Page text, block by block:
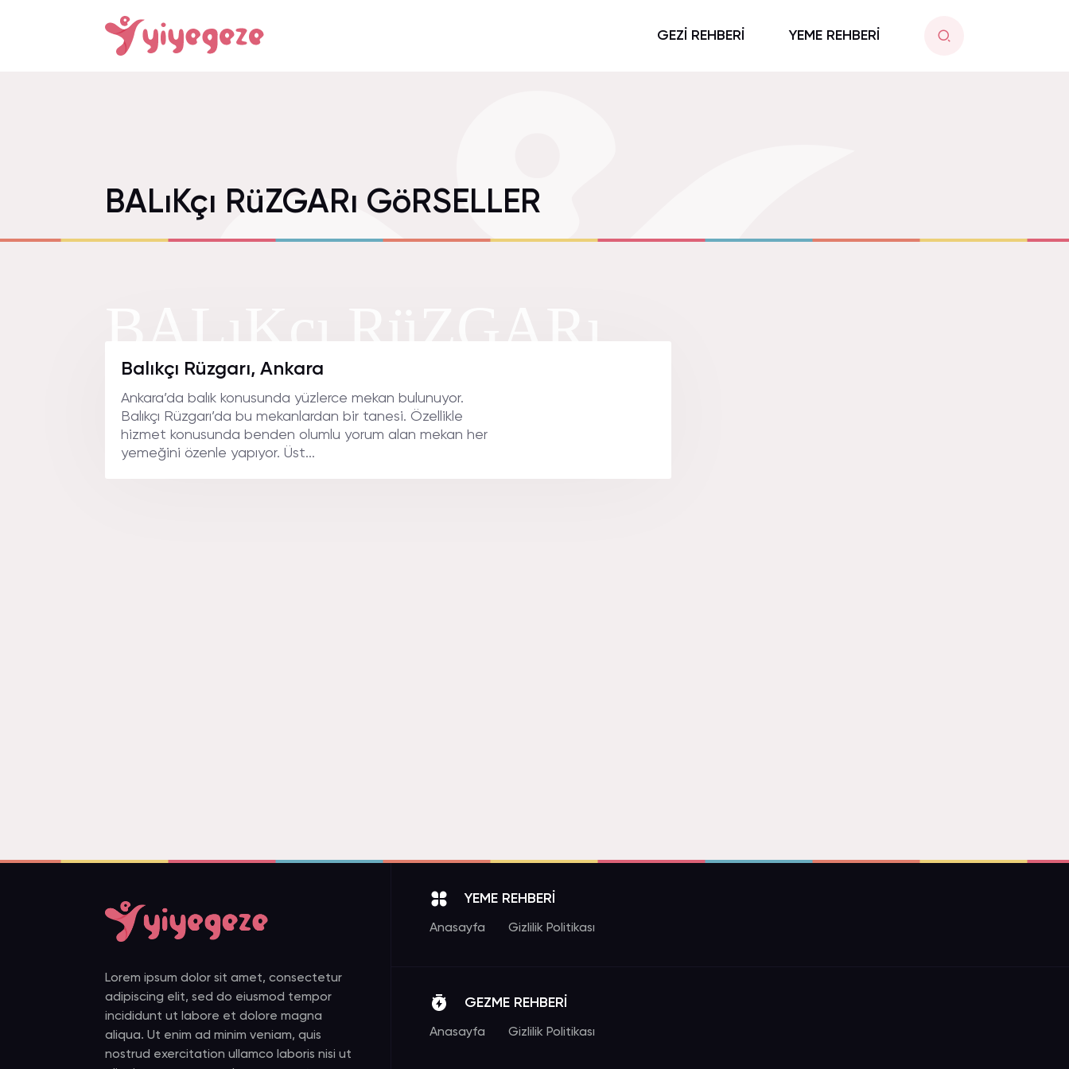
GEZİ REHBERİ YEME REHBERİ
BALıKçı RüZGARı GöRSELLER
GöRSELLER.
Balıkçı Rüzgarı, Ankara
Ankara’da balık konusunda yüzlerce mekan bulunuyor.
Balıkçı Rüzgarı’da bu mekanlardan bir tanesi. Özellikle
hizmet konusunda benden olumlu yorum alan mekan her
yemeğini özenle yapıyor. Üst...
Lorem ipsum dolor sit amet, consectetur
adipiscing elit, sed do eiusmod tempor
incididunt ut labore et dolore magna
aliqua. Ut enim ad minim veniam, quis
nostrud exercitation ullamco laboris nisi ut
YEME REHBERİ
Anasayfa Gizlilik Politikası
GEZME REHBERİ
Anasayfa Gizlilik Politikası